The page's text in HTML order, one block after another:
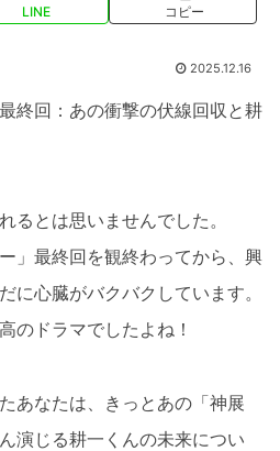
LINE コピー
2025.12.16
終回：あの衝撃の伏線回収と耕
るとは思いませんでした。
」最終回を観終わってから、興
に心臓がバクバクしています。
のドラマでしたよね！
あなたは、きっとあの「神展
演じる耕一くんの未来につい